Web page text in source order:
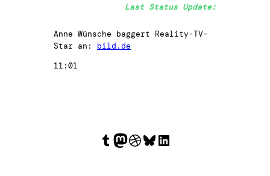
Last Status Update:
Anne Wünsche baggert Reality-TV-
Star an: bild.de
11:01
Tumblr Mastodon Dribbble Bluesky LinkedIn